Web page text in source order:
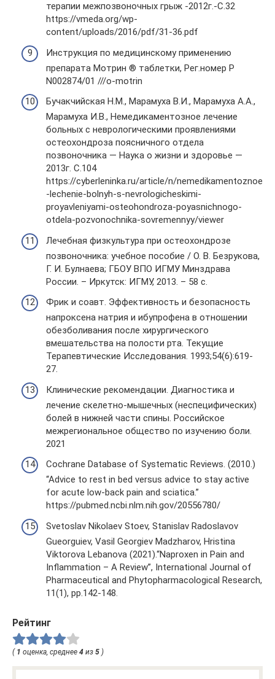
терапии межпозвоночных грыж -2012г.-С.32
https://vmeda.org/wp-
content/uploads/2016/pdf/31-36.pdf
Инструкция по медицинскому применению
препарата Мотрин ® таблетки, Рег.номер Р
N002874/01 ///o-motrin
Бучакчийская Н.М., Марамуха В.И., Марамуха А.А.,
Марамуха И.В., Немедикаментозное лечение
больных с неврологическими проявлениями
остеохондроза поясничного отдела
позвоночника — Наука о жизни и здоровье —
2013г. С.104
https://cyberleninka.ru/article/n/nemedikamentoznoe
-lechenie-bolnyh-s-nevrologicheskimi-
proyavleniyami-osteohondroza-poyasnichnogo-
otdela-pozvonochnika-sovremennyy/viewer
Лечебная физкультура при остеохондрозе
позвоночника: учебное пособие / О. В. Безрукова,
Г. И. Булнаева; ГБОУ ВПО ИГМУ Минздрава
России. – Иркутск: ИГМУ, 2013. – 58 с.
Фрик и соавт. Эффективность и безопасность
напроксена натрия и ибупрофена в отношении
обезболивания после хирургического
вмешательства на полости рта. Текущие
Терапевтические Исследования. 1993;54(6):619-
27.
Клинические рекомендации. Диагностика и
лечение скелетно-мышечных (неспецифических)
болей в нижней части спины. Российское
межрегиональное общество по изучению боли.
2021
Cochrane Database of Systematic Reviews. (2010.)
“Advice to rest in bed versus advice to stay active
for acute low-back pain and sciatica.”
https://pubmed.ncbi.nlm.nih.gov/20556780/
Svetoslav Nikolaev Stoev, Stanislav Radoslavov
Gueоrguiev, Vasil Georgiev Madzharov, Hristina
Viktorova Lebanova (2021).“Naproxen in Pain and
Inflammation – A Review”, International Journal of
Pharmaceutical and Phytopharmacological Research,
11(1), pp.142-148.
Рейтинг
( 1 оценка, среднее 4 из 5 )